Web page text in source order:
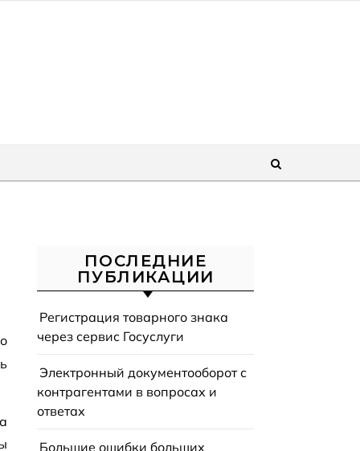
ПОСЛЕДНИЕ
ПУБЛИКАЦИИ
Регистрация товарного знака
через сервис Госуслуги
Электронный документооборот с
контрагентами в вопросах и
ответах
Большие ошибки больших